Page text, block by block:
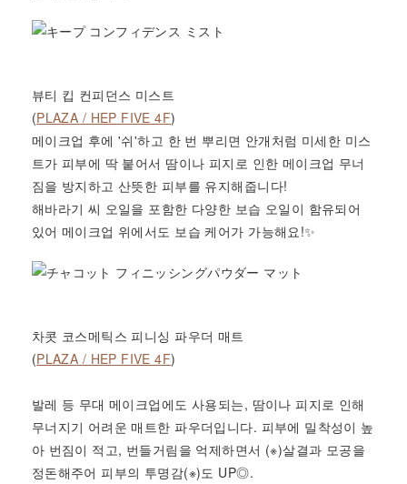
뷰티 킵 컨피던스 미스트
(PLAZA / HEP FIVE 4F)
메이크업 후에 '쉬'하고 한 번 뿌리면 안개처럼 미세한 미스
트가 피부에 딱 붙어서 땀이나 피지로 인한 메이크업 무너
짐을 방지하고 산뜻한 피부를 유지해줍니다!
해바라기 씨 오일을 포함한 다양한 보습 오일이 함유되어
있어 메이크업 위에서도 보습 케어가 가능해요!✨
차콧 코스메틱스 피니싱 파우더 매트
(PLAZA / HEP FIVE 4F)
발레 등 무대 메이크업에도 사용되는, 땀이나 피지로 인해
무너지기 어려운 매트한 파우더입니다. 피부에 밀착성이 높
아 번짐이 적고, 번들거림을 억제하면서 (※)살결과 모공을
정돈해주어 피부의 투명감(※)도 UP◎.